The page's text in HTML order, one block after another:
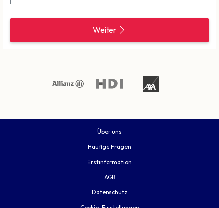
Weiter
Über uns
Häufige Fragen
Erstinformation
AGB
Datenschutz